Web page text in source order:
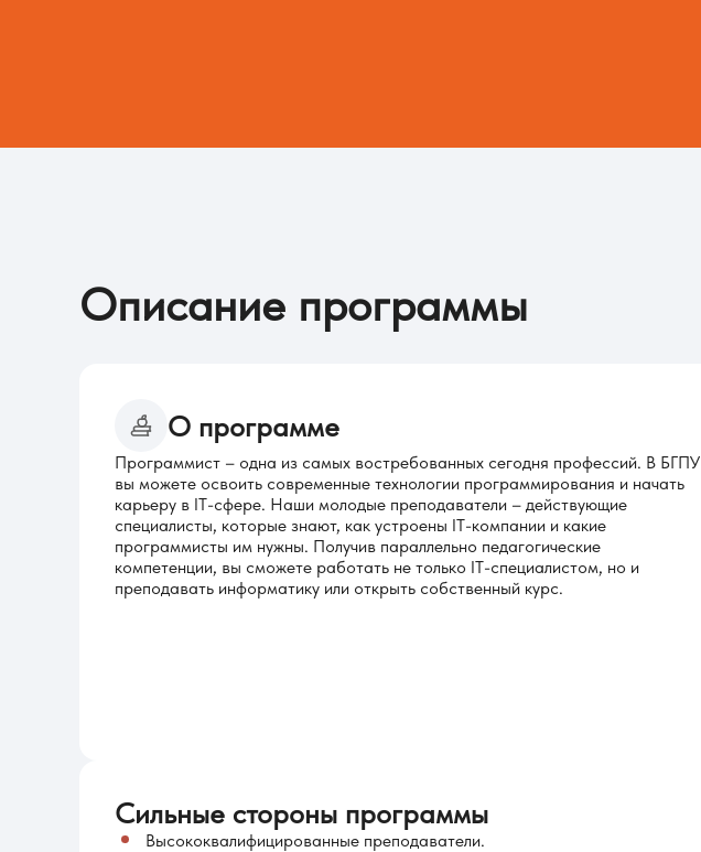
Описание программы
О программе
Программист – одна из самых востребованных сегодня профессий. В БГПУ
вы можете освоить современные технологии программирования и начать
карьеру в IT-сфере. Наши молодые преподаватели – действующие
специалисты, которые знают, как устроены IT-компании и какие
программисты им нужны. Получив параллельно педагогические
компетенции, вы сможете работать не только IT-специалистом, но и
преподавать информатику или открыть собственный курс.
Сильные стороны программы
Высококвалифицированные преподаватели.